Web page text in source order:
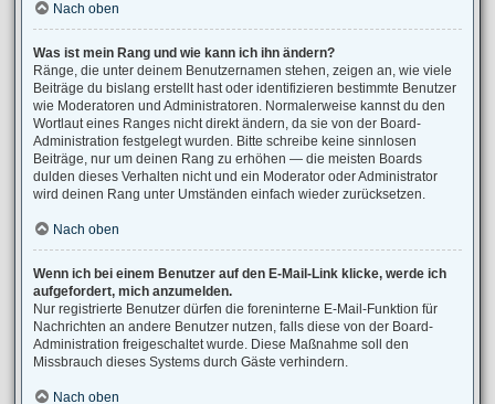
Nach oben
Was ist mein Rang und wie kann ich ihn ändern?
Ränge, die unter deinem Benutzernamen stehen, zeigen an, wie viele
Beiträge du bislang erstellt hast oder identifizieren bestimmte Benutzer
wie Moderatoren und Administratoren. Normalerweise kannst du den
Wortlaut eines Ranges nicht direkt ändern, da sie von der Board-
Administration festgelegt wurden. Bitte schreibe keine sinnlosen
Beiträge, nur um deinen Rang zu erhöhen — die meisten Boards
dulden dieses Verhalten nicht und ein Moderator oder Administrator
wird deinen Rang unter Umständen einfach wieder zurücksetzen.
Nach oben
Wenn ich bei einem Benutzer auf den E-Mail-Link klicke, werde ich
aufgefordert, mich anzumelden.
Nur registrierte Benutzer dürfen die foreninterne E-Mail-Funktion für
Nachrichten an andere Benutzer nutzen, falls diese von der Board-
Administration freigeschaltet wurde. Diese Maßnahme soll den
Missbrauch dieses Systems durch Gäste verhindern.
Nach oben